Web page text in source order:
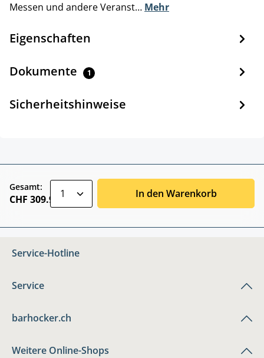
Messen und andere Veranst… Mehr
Eigenschaften
Dokumente 1
Sicherheitshinweise
Gesamt:
CHF 309.90 In den Warenkorb
Service-Hotline
Service
barhocker.ch
Weitere Online-Shops